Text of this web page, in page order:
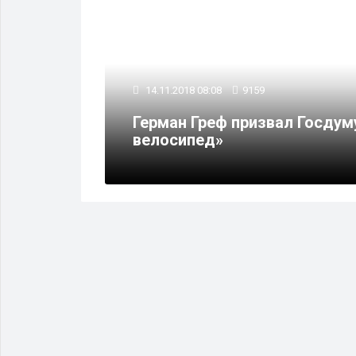
14.11.2018 08:08 9159
Герман Греф призвал
велосипед»